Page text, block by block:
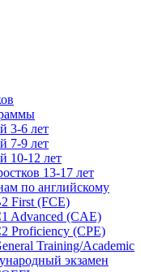
3-6 лет
7-9 лет
10-12 лет
13-17 лет
по английскому
First (FCE)
Advanced (CAE)
Proficiency (CPE)
Training/Academic
экзамен